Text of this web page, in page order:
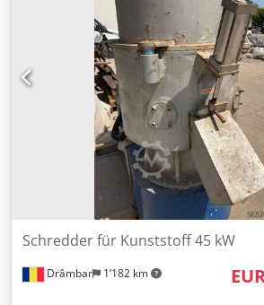
1000 mm Anordnung: 10 Hämmer, 3-2-
Stück: 105-117 kg) Leistung: 14
Magnetseparator (Stahl) – 2 Stück
(NE-Metalle) Trommelsieb Ersatzteile:
Hämmer, Bolzen, Förderbänder,
Getriebe Bei Fragen oder Bedarf an
Informationen stehen wir Ihnen gerne
Telefon zur Verfügung.
Drâmbar 1’182 km
Schredder für Kunststoff 45 kW